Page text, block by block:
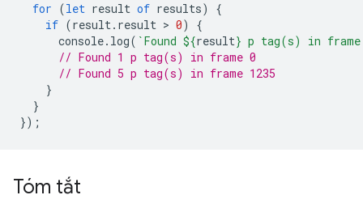
for (let result of results)
{
if (result. result > 0)
{
console. log( `Found ${result} p tag(s) in
// Found 1 p tag(s) in frame 0
// Found 5 p tag(s) in frame 1235
}
}
});
Tóm tắt